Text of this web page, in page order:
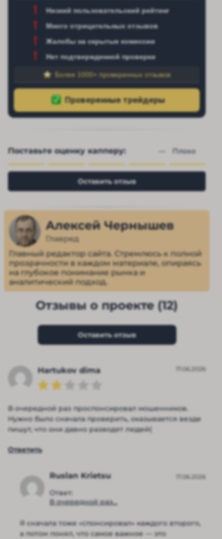
Низкий пользовательский рейтинг
Много отрицательных отзывов
Жалобы на скрытые комиссии
Нет подтвержденной проверки
Более 1000+ проверенных отзывов
Поставьте оценку капперу: — Плохо
Оставить отзыв
Алексей Чернышев
Главред
Главный редактор сайта. Стремлюсь к полной
прозрачности в каждом материале, опираясь
на глубокое понимание рынка и
аналитический подход.
Отзывы о проекте (12)
Оставить отзыв
Hartukov dima 17.06.2026
В очередной раз проспонсировал мошенников.
Нужно было сначала проверить, оказывается везде
пишут, что они давно разводят людей(
Ответить
Ruslan Krietsu
Ответ:
В очередной раз...
17.06.2026
Я сначала тоже «спонсировал» каждого второго,
а потом понял, что самое важное — это